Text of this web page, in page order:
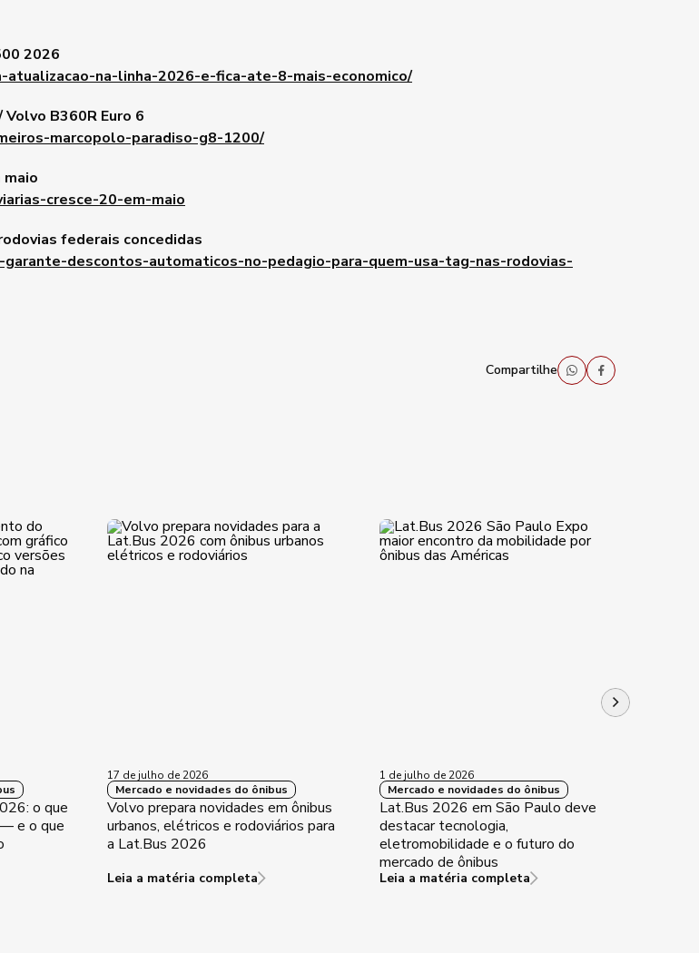
2026
na-linha-2026-e-fica-ate-8-mais-economico/
B360R Euro 6
marcopolo-paradiso-g8-1200/
cresce-20-em-maio
federais concedidas
descontos-automaticos-no-pedagio-para-quem-usa-tag-nas-rodovias-
Compartilhe
o que
e o que
17 de julho de 2026
Mercado e novidades do ônibus
Volvo prepara novidades em ônibus
urbanos, elétricos e rodoviários para
a Lat.Bus 2026
Leia a matéria completa
1 de julho de 2026
Mercado e novidades do ônibus
Lat.Bus 2026 em São Paulo deve
destacar tecnologia,
eletromobilidade e o futuro do
mercado de ônibus
Leia a matéria completa